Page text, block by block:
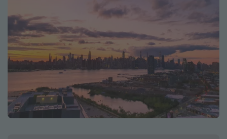
Reiseziele
Alle Reiseziele
Bodensee Urlaub
Gozo Urlaub
Normandie Urlaub
Goa Urlaub